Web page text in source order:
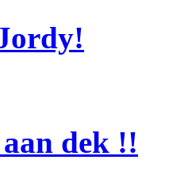
dek !!